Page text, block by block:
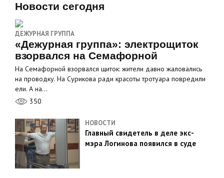
Новости сегодня
ДЕЖУРНАЯ ГРУППА
«Дежурная группа»: электрощиток
взорвался на Семафорной
На Семафорной взорвался щиток: жители давно жаловались
на проводку. На Сурикова ради красоты тротуара повредили
ели. А на…
350
НОВОСТИ
Главный свидетель в деле экс-
мэра Логинова появился в суде